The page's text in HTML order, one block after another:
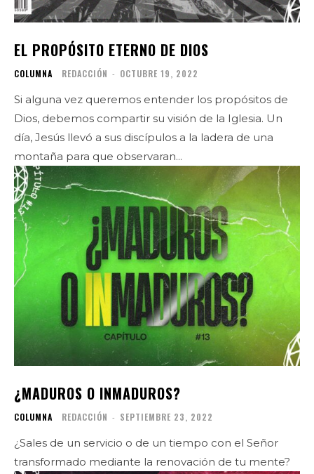
EL PROPÓSITO ETERNO DE DIOS
COLUMNA REDACCIÓN - OCTUBRE 19, 2022
Si alguna vez queremos entender los propósitos de
Dios, debemos compartir su visión de la Iglesia. Un
día, Jesús llevó a sus discípulos a la ladera de una
montaña para que observaran...
¿MADUROS O INMADUROS?
COLUMNA REDACCIÓN - SEPTIEMBRE 23, 2022
¿Sales de un servicio o de un tiempo con el Señor
transformado mediante la renovación de tu mente?